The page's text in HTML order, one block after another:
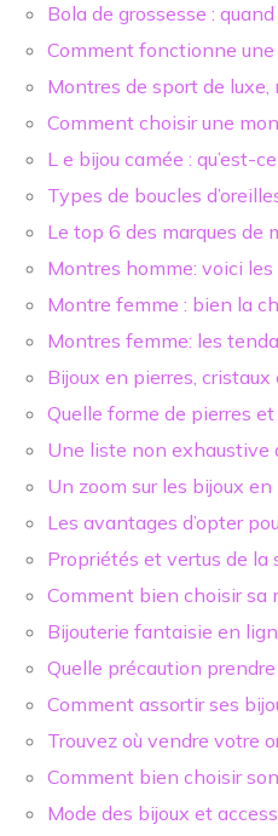
Bola de grossesse :
Comment fonctionne
Montres de sport de luxe,
Comment choisir une
L e bijou camée : qu’est-
Types de boucles
Le top 6 des marques de
Montres homme: voici
Montre femme : bien la
Montres femme: les
Bijoux en pierres,
Quelle forme de pierres
Une liste non exhaustive
Un zoom sur les bijoux
Les avantages d’opter
Propriétés et vertus de
Comment bien choisir sa
Bijouterie fantaisie en
Quelle précaution
Comment assortir ses
Trouvez où vendre votre
Comment bien choisir
Mode des bijoux et